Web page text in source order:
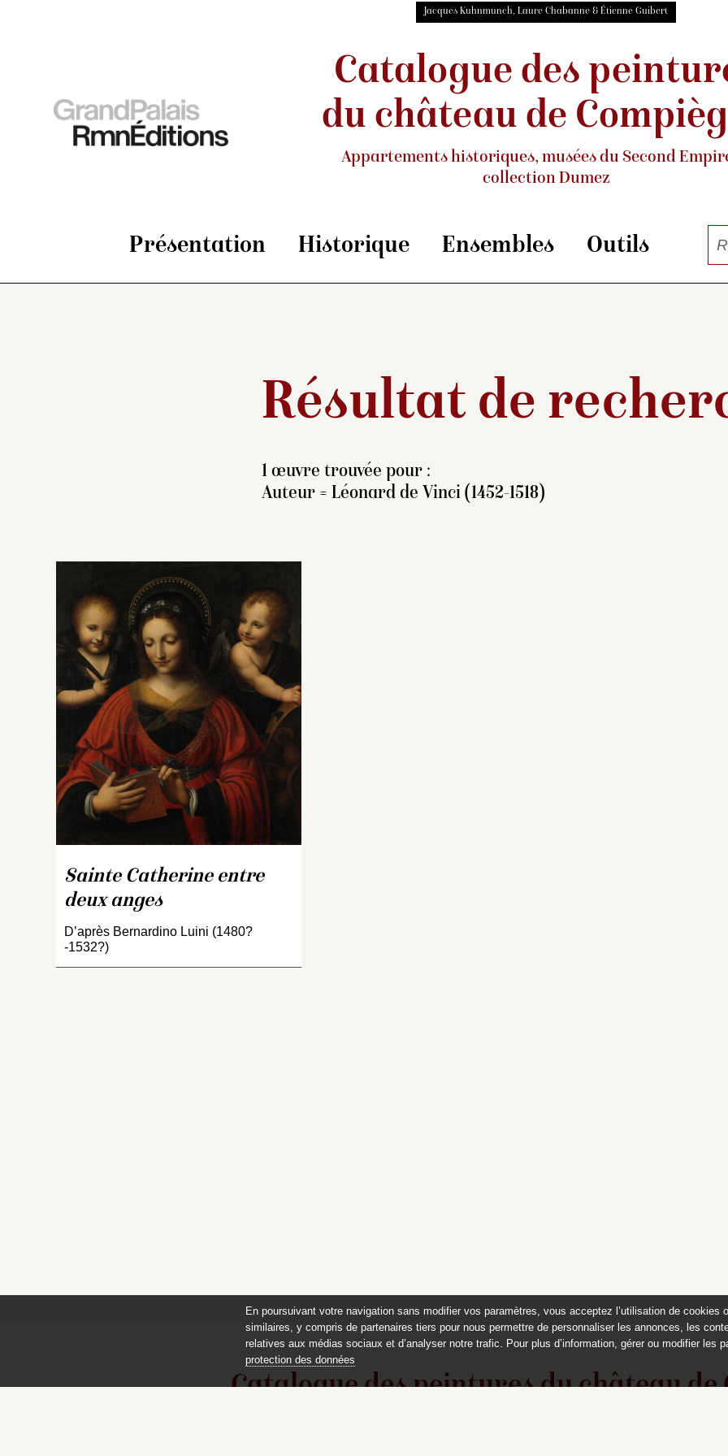
Jacques Kuhnmunch, Laure Chabanne & Étienne Guibert
Catalogue des
du château de
Appartements historiques, muséesdu Second
collection Dumez
Présentation Historique Ensembles Outils
Résultat de
1 œuvre trouvée pour :
Auteur = Léonard de Vinci (1452-1518)
Sainte Catherine entre
deux anges
D’après Bernardino Luini (1480?
-1532?)
Catalogue des peintures du château de
En poursuivant votre navigation sans modifier vos paramètres, vous acceptez l’utilisation de cookies
similaires, y compris de partenaires tiers pour nous permettre de personnaliser les annonces, les
relatives aux médias sociaux et d’analyser notre trafic. Pour plus d’information, gérer ou modifier les
protection des données